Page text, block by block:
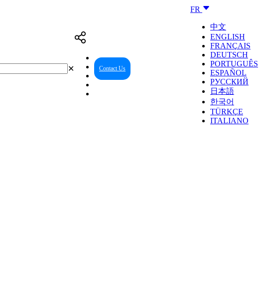
FR
中文
ENGLISH
FRANÇAIS
DEUTSCH
PORTUGUÊS
ESPAÑOL
РУССКИЙ
日本語
한국어
TÜRKÇE
ITALIANO
Contact Us
✕